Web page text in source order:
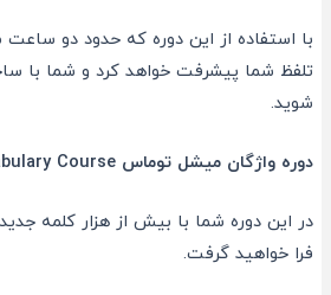
با استفاده از این دوره که حدود دو
تلفظ شما پیشرفت خواهد کرد و شما با
شوید.
دوره واژگان میشل توماس Vocabulary Course :
در این دوره شما با بیش از هزار کلمه
فرا خواهید گرفت.